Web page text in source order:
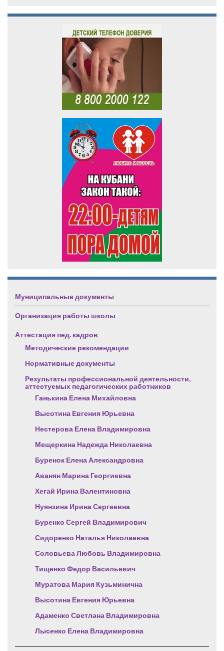
Муниципальные документы
Организация работы школы
Аттестация пед. кадров
Методические рекомендации
Нормативные документы
Результаты профессиональной деятельности,
аттестуемых педагогических работников
Ганькина Елена Михайловна
Высотина Евгения Юрьевна
Нестерова Елена Владимировна
Мещеркина Надежда Николаевна
Буренок Елена Александровна
Аванян Марина Георгиевна
Хегай Ирина Валентиновна
Нуянзина Ирина Сергеевна
Буренко Сергей Владимирович
Сидоренко Наталья Николаевна
Соловьева Любовь Владимировна
Тищенко Федор Васильевич
Муратова Мария Кузьминична
Высотина Евгения Юрьевна
Адаменко Светлана Владимировна
Лысенко Елена Владимировна